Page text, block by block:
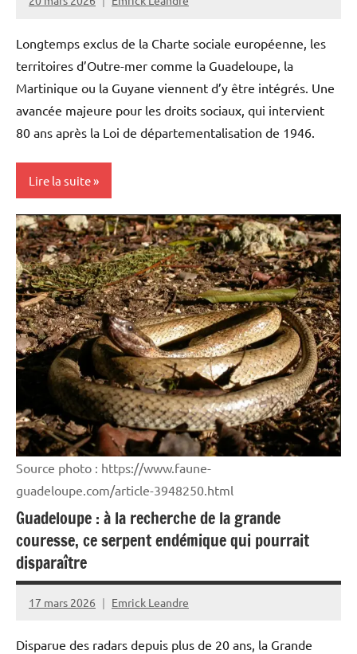
Longtemps exclus de la Charte sociale européenne, les
territoires d’Outre-mer comme la Guadeloupe, la
Martinique ou la Guyane viennent d’y être intégrés. Une
avancée majeure pour les droits sociaux, qui intervient
80 ans après la Loi de départementalisation de 1946.
Lire la suite
Antilles-
Guyane
Blog
Ecologie
Environnement
France
Guadeloupe
Guyane
Martinique
Océan
Indien
Outremer
Politique
Santé
Source photo : https://www.faune-
guadeloupe.com/article-3948250.html
Guadeloupe : à la recherche de la grande
couresse, ce serpent endémique qui pourrait
disparaître
17 mars 2026 Emrick Leandre
Disparue des radars depuis plus de 20 ans, la Grande